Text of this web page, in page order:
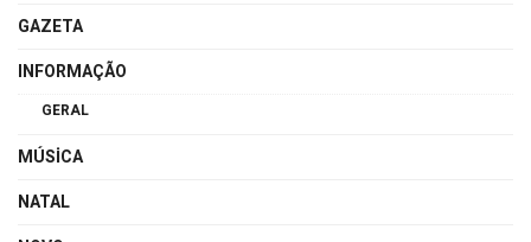
GAZETA
INFORMAÇÃO
GERAL
MÚSICA
NATAL